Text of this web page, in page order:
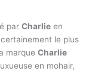
par Charlie en
certainement le plus
marque Charlie
en mohair,